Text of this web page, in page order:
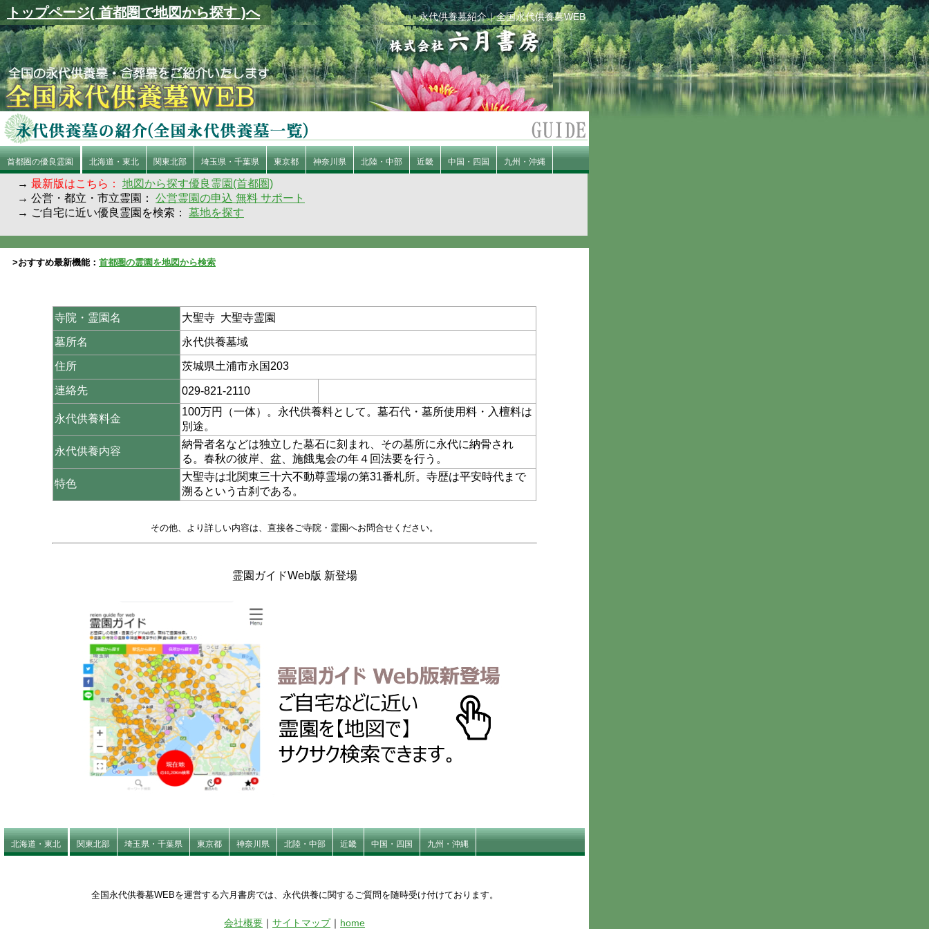
トップページ( 首都圏で地図から探す )へ 永代供養墓紹介｜全国永代供養墓WEB
首都圏の優良霊園 北海道・東北 関東北部 埼玉県・千葉県 東京都 神奈川県 北陸・中部 近畿 中国・四国 九州・沖縄
→ 最新版はこちら：
地図から探す優良霊園(首都圏)
→ 公営・都立・市立霊園： 公営霊園の申込 無料 サポート
→ ご自宅に近い優良霊園を検索： 墓地を探す
>おすすめ最新機能： 首都圏の霊園を地図から検索
寺院・霊園名 大聖寺 大聖寺霊園
墓所名 永代供養墓域
住所 茨城県土浦市永国203
連絡先 029-821-2110
永代供養料金
100万円（一体）。永代供養料として。墓石代・墓所使用料・入檀料は
別途。
永代供養内容
納骨者名などは独立した墓石に刻まれ、その墓所に永代に納骨され
る。春秋の彼岸、盆、施餓鬼会の年４回法要を行う。
特色
大聖寺は北関東三十六不動尊霊場の第31番札所。寺歴は平安時代まで
溯るという古刹である。
その他、より詳しい内容は、直接各ご寺院・霊園へお問合せください。
霊園ガイドWeb版 新登場
北海道・東北 関東北部 埼玉県・千葉県 東京都 神奈川県 北陸・中部 近畿 中国・四国 九州・沖縄
全国永代供養墓WEBを運営する六月書房では、永代供養に関するご質問を随時受け付けております。
会社概要 ｜ サイトマップ｜ home